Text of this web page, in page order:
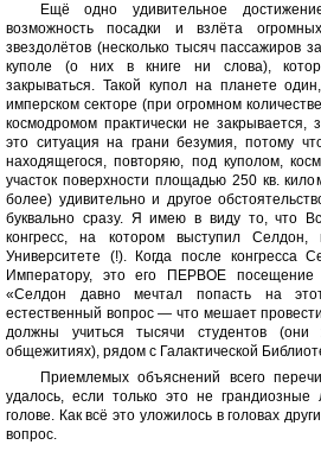
Ещё одно удивительное
возможность посадки и взлёта
звездолётов (несколько тысяч пассажиров
куполе (о них в книге ни слова),
закрываться. Такой купол на планете
имперском секторе (при огромном
космодромом практически не закрывается,
это ситуация на грани безумия, потому
находящегося, повторяю, под куполом,
участок поверхности площадью 250 кв.
более) удивительно и другое
буквально сразу. Я имею в виду то, что
конгресс, на котором выступил
Университете (!). Когда после конгресса
Императору, это его ПЕРВОЕ посещение
«Селдон давно мечтал попасть на
естественный вопрос — что мешает провести
должны учиться тысячи студентов
общежитиях), рядом с Галактической
Приемлемых объяснений всего
удалось, если только это не
голове. Как всё это уложилось в головах
вопрос.